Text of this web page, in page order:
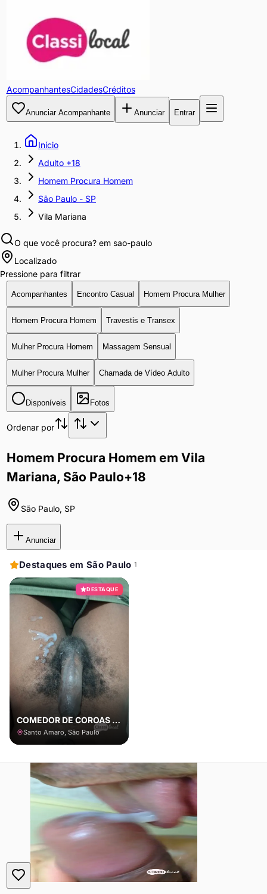
AcompanhantesCidadesCréditos
Anunciar Acompanhante Anunciar Entrar
Início
Adulto +18
Homem Procura Homem
São Paulo - SP
Vila Mariana
O que você procura? em sao-paulo
Localizado
Pressione para filtrar
Acompanhantes Encontro Casual Homem Procura Mulher
Homem Procura Homem Travestis e Transex
Mulher Procura Homem Massagem Sensual
Mulher Procura Mulher Chamada de Vídeo Adulto
Disponíveis Fotos
Ordenar por
Homem Procura Homem em Vila
Mariana, São Paulo+18
São Paulo, SP
Anunciar
Destaques em São Paulo 1
DESTAQUE
COMEDOR DE COROAS E CASADOS COM LOCAL
Santo Amaro, São Paulo